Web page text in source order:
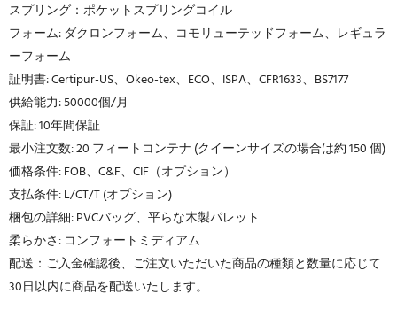
スプリング：ポケットスプリングコイル
フォーム: ダクロンフォーム、コモリューテッドフォーム、レギュラ
ーフォーム
証明書: Certipur-US、Okeo-tex、ECO、ISPA、CFR1633、BS7177
供給能力: 50000個/月
保証: 10年間保証
最小注文数: 20 フィートコンテナ (クイーンサイズの場合は約 150 個)
価格条件: FOB、C&F、CIF（オプション）
支払条件: L/CT/T (オプション)
梱包の詳細: PVCバッグ、平らな木製パレット
柔らかさ: コンフォートミディアム
配送：ご入金確認後、ご注文いただいた商品の種類と数量に応じて
30日以内に商品を配送いたします。